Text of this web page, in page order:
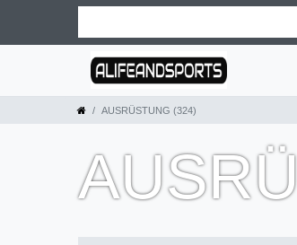
AUSRÜSTUNG (324)